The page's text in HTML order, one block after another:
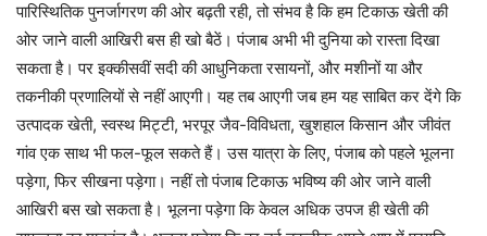
पारिस्थितिक पुनर्जागरण की ओर बढ़ती रही, तो संभव है कि हम टिकाऊ खेती की
ओर जाने वाली आखिरी बस ही खो बैठें। पंजाब अभी भी दुनिया को रास्ता दिखा
सकता है। पर इक्कीसवीं सदी की आधुनिकता रसायनों, और मशीनों या और
तकनीकी प्रणालियों से नहीं आएगी। यह तब आएगी जब हम यह साबित कर देंगे कि
उत्पादक खेती, स्वस्थ मिट्टी, भरपूर जैव-विविधता, खुशहाल किसान और जीवंत
गांव एक साथ भी फल-फूल सकते हैं। उस यात्रा के लिए, पंजाब को पहले भूलना
पड़ेगा, फिर सीखना पड़ेगा। नहीं तो पंजाब टिकाऊ भविष्य की ओर जाने वाली
आखिरी बस खो सकता है। भूलना पड़ेगा कि केवल अधिक उपज ही खेती की